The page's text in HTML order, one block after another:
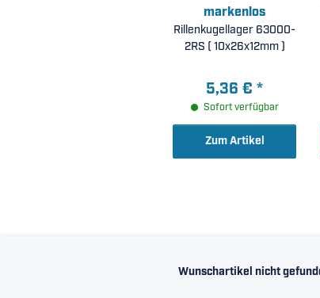
markenlos
Rillenkugellager 63000-
2RS ( 10x26x12mm )
5,36 € *
Sofort verfügbar
Zum Artikel
Wunschartikel nicht